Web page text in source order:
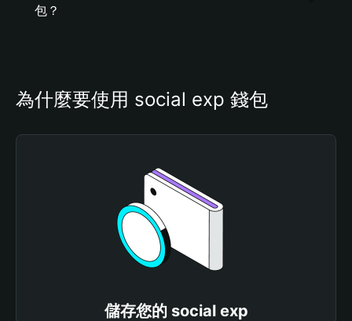
包？
為什麼要使用 social exp 錢包
儲存您的 social exp